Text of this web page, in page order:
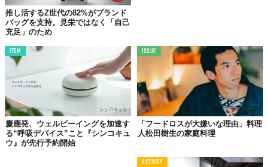
©愛知ドビー株式会社
Top image: ©
愛知ドビー株式会社
TABI LABO
推し活するZ世代の82%がブランド
バッグを支持。見栄ではなく「自己
充足」のため
ITEM
慶應発、ウェルビーイングを加速す
る“呼吸デバイス”こと『シンコキュ
ウ』が先行予約開始
ISSUE
「フードロスが大嫌いな理由」料理
人松田樹生の家庭料理
ACTIVITY